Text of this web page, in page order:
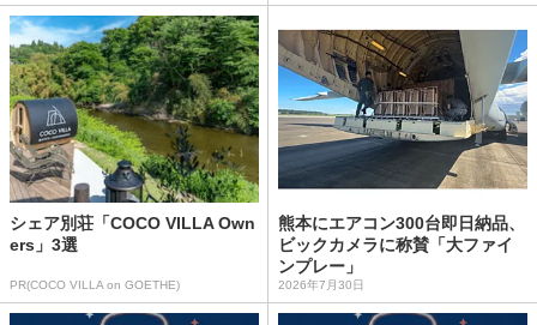
シェア別荘「COCO VILLA Own
ers」3選
PR(COCO VILLA on GOETHE)
熊本にエアコン300台即日納品、
ビックカメラに称賛「大ファイ
ンプレー」
2026年7月30日